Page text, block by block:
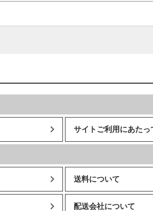
サイトご利用にあたっ
送料について
配送会社について